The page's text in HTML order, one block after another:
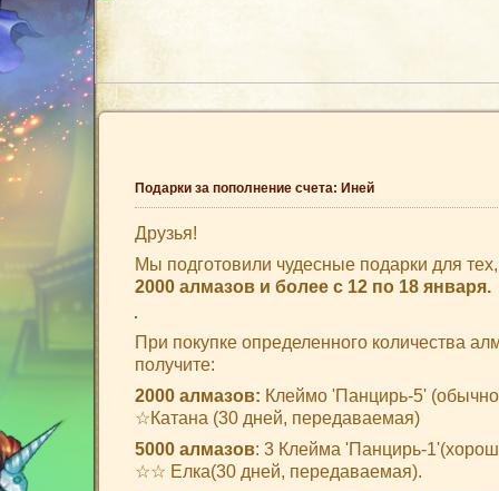
Подарки за пополнение счета: Иней
Друзья!
Мы подготовили чудесные подарки для тех,
2000 алмазов и более с 12 по 18 января.
При покупке определенного количества
получите:
2000 алмазов: Клеймо 'Панцирь-5'
☆Катана (30 дней, передаваемая)
5000 алмазов: 3 Клейма 'Панцирь-
☆☆ Елка(30 дней, передаваемая).